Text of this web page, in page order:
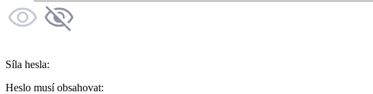
Síla hesla:
Heslo musí obsahovat: